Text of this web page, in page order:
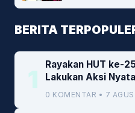
BERITA
1
Rayakan HUT ke-
Lakukan Aksi
0 KOMENTAR • 7